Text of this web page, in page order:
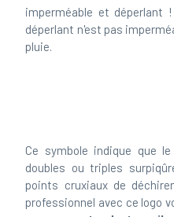
déperlant n'est pas
pluie.
doubles ou triples
points cruxiaux de
professionnel avec ce logo
ou uneveste de travail